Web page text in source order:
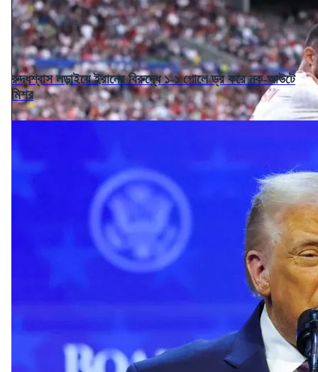
রুদ্ধশ্বাস লড়াইয়ে ইরানের বিরুদ্ধে ১-১ গোলে ড্র করে নক-আউটে
মিশর